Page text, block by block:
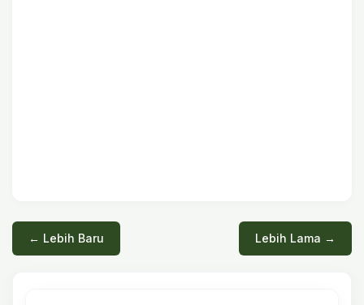
← Lebih Baru Lebih Lama →